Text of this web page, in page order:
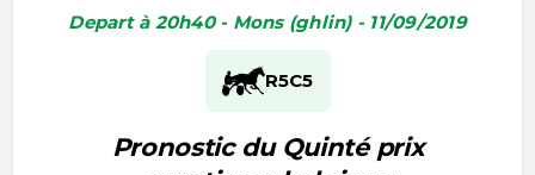
Depart à 20h40 - Mons (ghlin) - 11/09/2019
R5C5
Pronostic du Quinté prix